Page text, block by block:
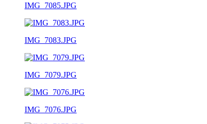
IMG_7085.JPG
IMG_7083.JPG
IMG_7079.JPG
IMG_7076.JPG